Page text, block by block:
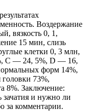
Воздержание
вязкость 0, 1,
15 мин, слизь
клетки 0, 3 млн,
С — 24, 5%, D — 16,
форм 14%,
головки 73%,
8%. Заключение:
зачатия и нужно ли
за комментарии.